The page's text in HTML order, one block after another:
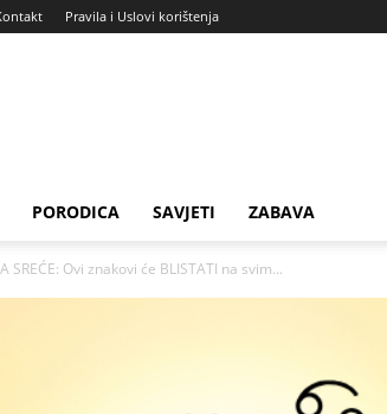
Pravila i Uslovi korištenja
PORODICA SAVJETI ZABAVA
SREĆE: Ovi znakovi će BLISTATI na svim...